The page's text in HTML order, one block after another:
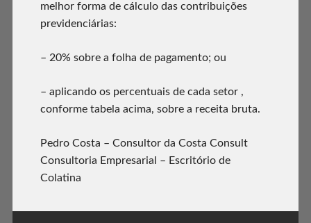
melhor forma de cálculo das contribuições
previdenciárias:
– 20% sobre a folha de pagamento; ou
– aplicando os percentuais de cada setor ,
conforme tabela acima, sobre a receita bruta.
Pedro Costa – Consultor da Costa Consult
Consultoria Empresarial – Escritório de
Colatina